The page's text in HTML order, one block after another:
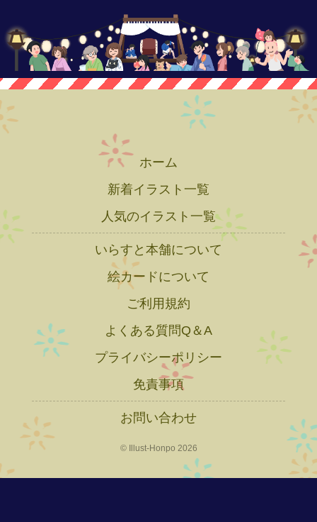
ホーム
新着イラスト一覧
人気のイラスト一覧
いらすと本舗について
絵カードについて
ご利用規約
よくある質問Q＆A
プライバシーポリシー
免責事項
お問い合わせ
© Illust-Honpo 2026